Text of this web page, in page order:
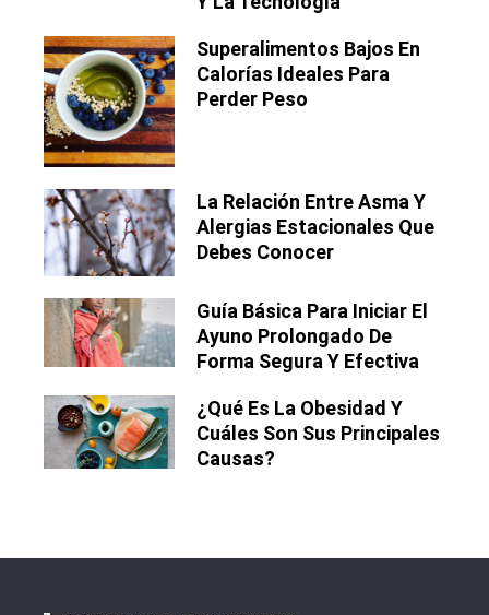
Superalimentos Bajos En
Calorías Ideales Para
Perder Peso
La Relación Entre Asma Y
Alergias Estacionales Que
Debes Conocer
Guía Básica Para Iniciar El
Ayuno Prolongado De
Forma Segura Y Efectiva
¿Qué Es La Obesidad Y
Cuáles Son Sus Principales
Causas?